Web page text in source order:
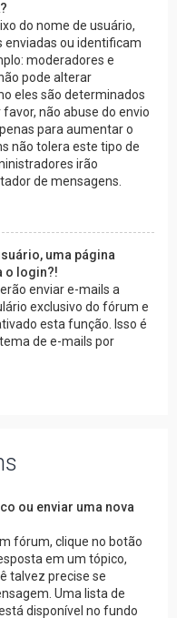
do nome de usuário,
enviadas ou identificam
moderadores e
pode alterar
eles são determinados
não abuse do envio
para aumentar o
não tolera este tipo de
irão
de mensagens.
uma página
o login?!
enviar e-mails a
exclusivo do fórum e
esta função. Isso é
de e-mails por
ou enviar uma nova
fórum, clique no botão
em um tópico,
talvez precise se
Uma lista de
disponível no fundo